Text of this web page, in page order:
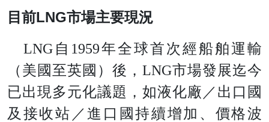
目 前LNG市場主要現況
LNG 自 1959年全球首次經船舶運輸
（美國至英國）後 ， LNG市場發展迄今
已出現多元化議題，如液化廠／出口國
及接收站／進口國持續增加、價格波